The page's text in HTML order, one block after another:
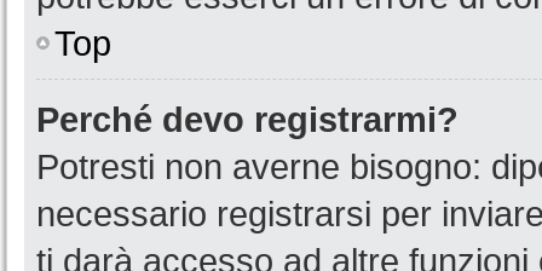
Top
Perché devo registrarmi?
Potresti non averne bisogno:
necessario registrarsi per
ti darà accesso ad altre